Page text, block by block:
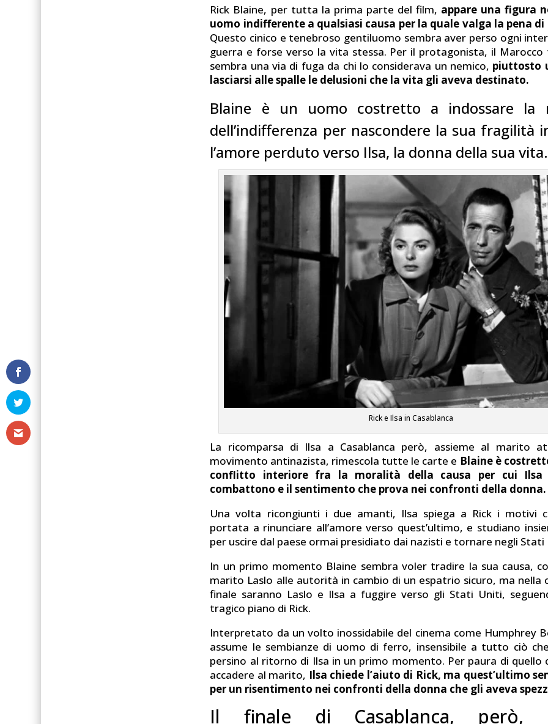
Rick Blaine, per tutta la prima parte del film, appare una figura
uomo indifferente a qualsiasi causa per la quale valga la pena
Questo cinico e tenebroso gentiluomo sembra aver perso ogni
guerra e forse verso la vita stessa. Per il protagonista, il Marocco
sembra una via di fuga da chi lo considerava un nemico, piuttosto
lasciarsi alle spalle le delusioni che la vita gli aveva destinato.
Blaine è un uomo costretto a indossare la
dell’indifferenza per nascondere la sua fragilità
l’amore perduto verso Ilsa, la donna della sua vita.
Rick e Ilsa in Casablanca
La ricomparsa di Ilsa a Casablanca però, assieme al marito
movimento antinazista, rimescola tutte le carte e Blaine è
conflitto interiore fra la moralità della causa per cui
combattono e il sentimento che prova nei confronti della donna.
Una volta ricongiunti i due amanti, Ilsa spiega a Rick i motivi
portata a rinunciare all’amore verso quest’ultimo, e studiano
per uscire dal paese ormai presidiato dai nazisti e tornare negli Stati
In un primo momento Blaine sembra voler tradire la sua causa,
marito Laslo alle autorità in cambio di un espatrio sicuro, ma nella
finale saranno Laslo e Ilsa a fuggire verso gli Stati Uniti,
tragico piano di Rick.
Interpretato da un volto inossidabile del cinema come Humphrey
assume le sembianze di uomo di ferro, insensibile a tutto ciò
persino al ritorno di Ilsa in un primo momento. Per paura di quello
accadere al marito, Ilsa chiede l’aiuto di Rick, ma quest’ultimo
per un risentimento nei confronti della donna che gli aveva
Il finale di Casablanca, però,